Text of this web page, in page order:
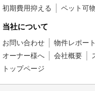
初期費用抑える
ペット可
当社について
お問い合わせ 物件レポート
オーナー様へ
会社概要
トップページ